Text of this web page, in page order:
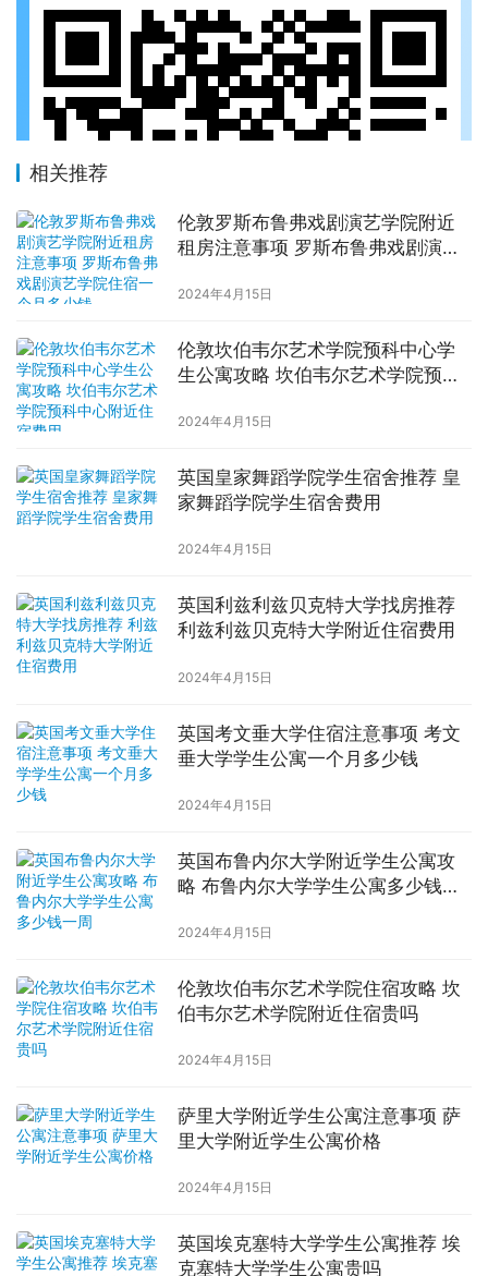
相关推荐
伦敦罗斯布鲁弗戏剧演艺学院附近
租房注意事项 罗斯布鲁弗戏剧演艺
2024年4月15日
伦敦坎伯韦尔艺术学院预科中心学
生公寓攻略 坎伯韦尔艺术学院预科
2024年4月15日
英国皇家舞蹈学院学生宿舍推荐 皇
家舞蹈学院学生宿舍费用
2024年4月15日
英国利兹利兹贝克特大学找房推荐
利兹利兹贝克特大学附近住宿费用
2024年4月15日
英国考文垂大学住宿注意事项 考文
垂大学学生公寓一个月多少钱
2024年4月15日
英国布鲁内尔大学附近学生公寓攻
略 布鲁内尔大学学生公寓多少钱一
2024年4月15日
伦敦坎伯韦尔艺术学院住宿攻略 坎
伯韦尔艺术学院附近住宿贵吗
2024年4月15日
萨里大学附近学生公寓注意事项 萨
里大学附近学生公寓价格
2024年4月15日
英国埃克塞特大学学生公寓推荐 埃
克塞特大学学生公寓贵吗